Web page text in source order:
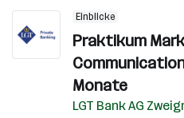
Einblicke
Praktikum
Monate
LGT Bank AG